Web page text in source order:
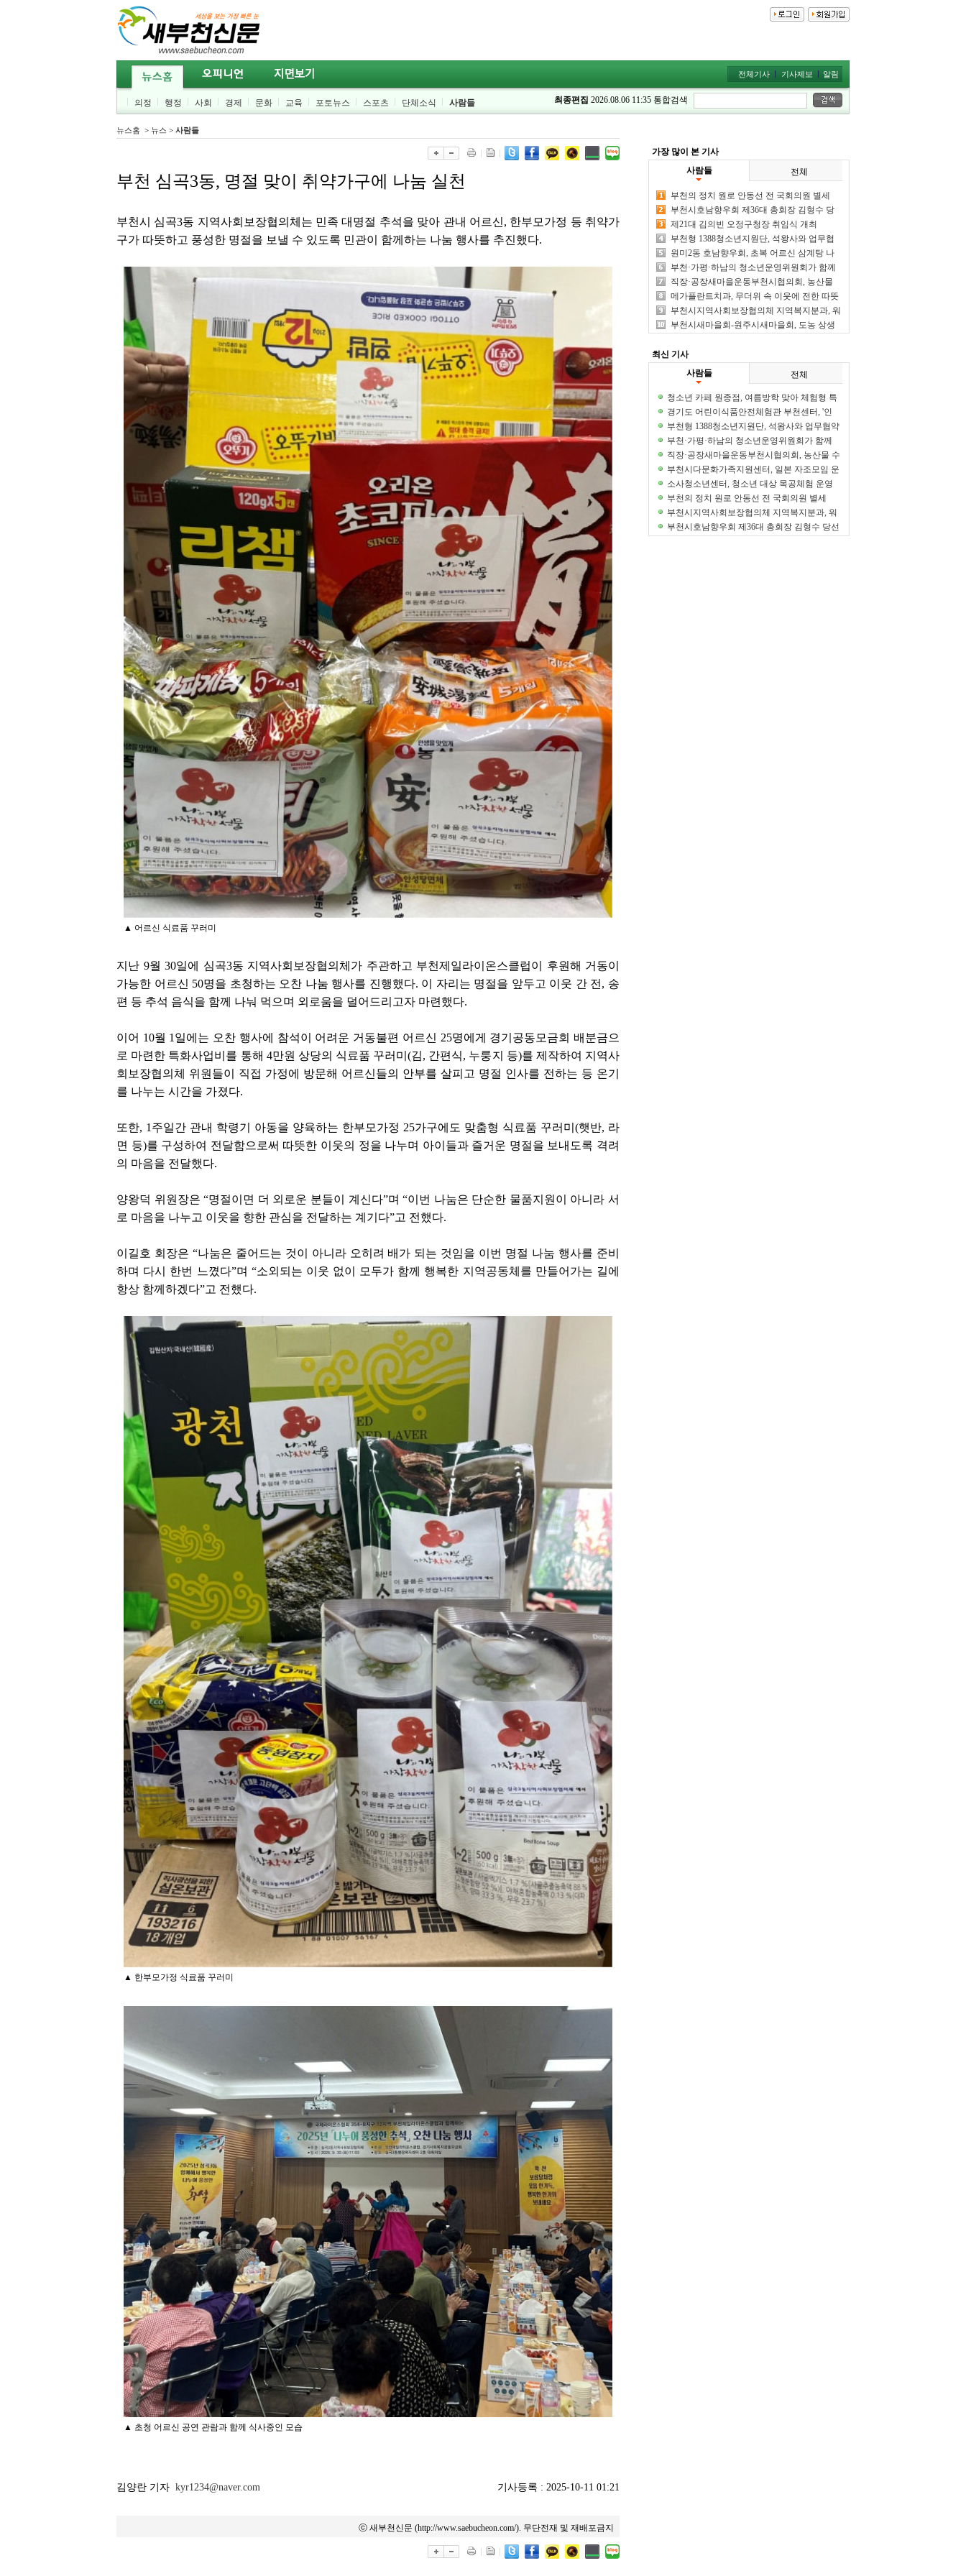
의정 행정 사회 경제 문화 교육 포토뉴스 스포츠 단체소식 사람들
전체기사 기사제보 알림
최종편집 2026.08.06 11:35 통합검색
뉴스홈 > 뉴스 > 사람들
부천 심곡3동, 명절 맞이 취약가구에 나눔 실천
부천시 심곡3동 지역사회보장협의체는 민족 대명절 추석을 맞아 관내 어르신, 한부모가정 등 취약가
구가 따뜻하고 풍성한 명절을 보낼 수 있도록 민관이 함께하는 나눔 행사를 추진했다.
▲ 어르신 식료품 꾸러미
지난 9월 30일에 심곡3동 지역사회보장협의체가 주관하고 부천제일라이온스클럽이 후원해 거동이
가능한 어르신 50명을 초청하는 오찬 나눔 행사를 진행했다. 이 자리는 명절을 앞두고 이웃 간 전, 송
편 등 추석 음식을 함께 나눠 먹으며 외로움을 덜어드리고자 마련했다.
이어 10월 1일에는 오찬 행사에 참석이 어려운 거동불편 어르신 25명에게 경기공동모금회 배분금으
로 마련한 특화사업비를 통해 4만원 상당의 식료품 꾸러미(김, 간편식, 누룽지 등)를 제작하여 지역사
회보장협의체 위원들이 직접 가정에 방문해 어르신들의 안부를 살피고 명절 인사를 전하는 등 온기
를 나누는 시간을 가졌다.
또한, 1주일간 관내 학령기 아동을 양육하는 한부모가정 25가구에도 맞춤형 식료품 꾸러미(햇반, 라
면 등)를 구성하여 전달함으로써 따뜻한 이웃의 정을 나누며 아이들과 즐거운 명절을 보내도록 격려
의 마음을 전달했다.
양왕덕 위원장은 “명절이면 더 외로운 분들이 계신다”며 “이번 나눔은 단순한 물품지원이 아니라 서
로 마음을 나누고 이웃을 향한 관심을 전달하는 계기다”고 전했다.
이길호 회장은 “나눔은 줄어드는 것이 아니라 오히려 배가 되는 것임을 이번 명절 나눔 행사를 준비
하며 다시 한번 느꼈다”며 “소외되는 이웃 없이 모두가 함께 행복한 지역공동체를 만들어가는 길에
항상 함께하겠다”고 전했다.
▲ 한부모가정 식료품 꾸러미
▲ 초청 어르신 공연 관람과 함께 식사중인 모습
김양란 기자 kyr1234@naver.com 기사등록 : 2025-10-11 01:21
ⓒ 새부천신문 (http://www.saebucheon.com/). 무단전재 및 재배포금지
가장 많이 본 기사
사람들
전체
부천의 정치 원로 안동선 전 국회의원 별세
부천시호남향우회 제36대 총회장 김형수 당
선
제21대 김의빈 오정구청장 취임식 개최
부천형 1388청소년지원단, 석왕사와 업무협
약 체결
원미2동 호남향우회, 초복 어르신 삼계탕 나
눔행사 개최
부천·가평·하남의 청소년운영위원회가 함께
만든 특별한 여름 추억
직장·공장새마을운동부천시협의회, 농산물
수확 체험 열어
메가플란트치과, 무더위 속 이웃에 전한 따뜻
한 정성
부천시지역사회보장협의체 지역복지분과, 워
크숍 개최
부천시새마을회-원주시새마을회, 도농 상생
최신 기사
사람들
전체
청소년 카페 원종점, 여름방학 맞아 체험형 특
별 프로그램 운영
경기도 어린이식품안전체험관 부천센터, '인
마이 튼튼 바디' 참여 기관 모집
부천형 1388청소년지원단, 석왕사와 업무협약
체결
부천·가평·하남의 청소년운영위원회가 함께
만든 특별한 여름 추억
직장·공장새마을운동부천시협의회, 농산물 수
확 체험 열어
부천시다문화가족지원센터, 일본 자조모임 운
영 성료
소사청소년센터, 청소년 대상 목공체험 운영
부천의 정치 원로 안동선 전 국회의원 별세
부천시지역사회보장협의체 지역복지분과, 워
크숍 개최
부천시호남향우회 제36대 총회장 김형수 당선